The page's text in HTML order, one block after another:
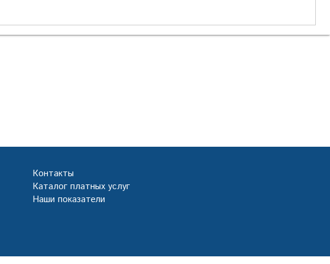
Контакты
Каталог платных услуг
Наши показатели